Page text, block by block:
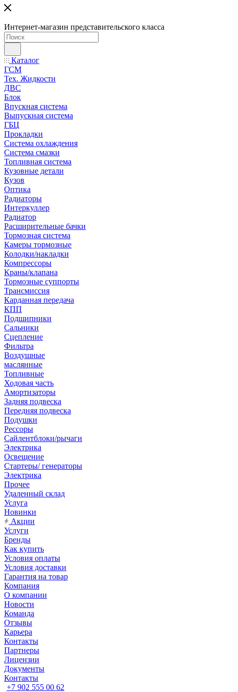
Интернет-магазин представительского класса
Каталог
ГСМ
Тех. Жидкости
ДВС
Блок
Впускная система
Выпускная система
ГБЦ
Прокладки
Система охлаждения
Система смазки
Топливная система
Кузовные детали
Кузов
Оптика
Радиаторы
Интеркуллер
Радиатор
Расширительные бачки
Тормозная система
Камеры тормозные
Колодки/накладки
Компрессоры
Краны/клапана
Тормозные суппорты
Трансмиссия
Карданная передача
КПП
Подшипники
Сальники
Сцепление
Фильтра
Воздушные
маслянные
Топливные
Ходовая часть
Амортизаторы
Задняя подвеска
Передняя подвеска
Подушки
Рессоры
Сайлентблоки/рычаги
Электрика
Освещение
Стартеры/ генераторы
Электрика
Прочее
Удаленный склад
Услуга
Новинки
Акции
Услуги
Бренды
Как купить
Условия оплаты
Условия доставки
Гарантия на товар
Компания
О компании
Новости
Команда
Отзывы
Карьера
Контакты
Партнеры
Лицензии
Документы
Контакты
+7 902 555 00 62